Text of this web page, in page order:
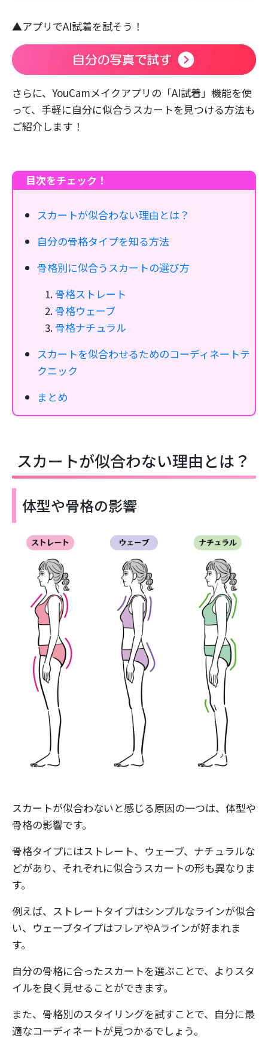
▲アプリでAI試着を試そう！
さらに、YouCamメイクアプリの「AI試着」機能を使
って、手軽に自分に似合うスカートを見つける方法も
ご紹介します！
目次をチェック！
スカートが似合わない理由とは？
自分の骨格タイプを知る方法
骨格別に似合うスカートの選び方
骨格ストレート
骨格ウェーブ
骨格ナチュラル
スカートを似合わせるためのコーディネートテ
クニック
まとめ
スカートが似合わない理由とは？
体型や骨格の影響
スカートが似合わないと感じる原因の一つは、体型や
骨格の影響です。
骨格タイプにはストレート、ウェーブ、ナチュラルな
どがあり、それぞれに似合うスカートの形も異なりま
す。
例えば、ストレートタイプはシンプルなラインが似合
い、ウェーブタイプはフレアやAラインが好まれま
す。
自分の骨格に合ったスカートを選ぶことで、よりスタ
イルを良く見せることができます。
また、骨格別のスタイリングを試すことで、自分に最
適なコーディネートが見つかるでしょう。